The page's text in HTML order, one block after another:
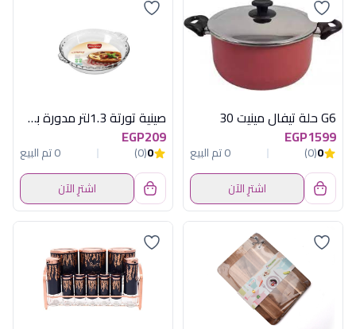
G6 حلة تيفال مينيت 30
EGP1599
0
(0)
0 تم البيع
اشترِ الآن
صينية تورتة 1.3لتر مدورة بمسكتين مارينكس
EGP209
0
(0)
0 تم البيع
اشترِ الآن